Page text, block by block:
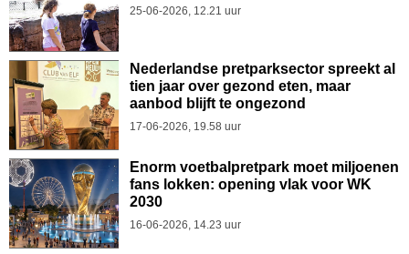
25-06-2026, 12.21 uur
Nederlandse pretparksector spreekt al
tien jaar over gezond eten, maar
aanbod blijft te ongezond
17-06-2026, 19.58 uur
Enorm voetbalpretpark moet miljoenen
fans lokken: opening vlak voor WK
2030
16-06-2026, 14.23 uur